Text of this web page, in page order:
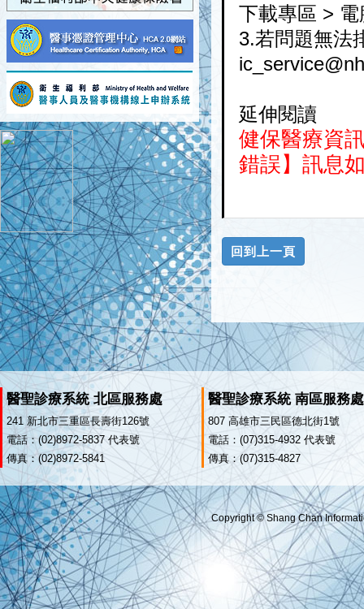
下載專區 >
3.若問題無法
延伸閱讀
健保醫療資
錯誤】訊息
醫聖診療系統 北區服務處
241 新北市三重區長壽街126號
電話：(02)8972-5837 代表號
傳真：(02)8972-5841
醫聖診療系統 南區服務處
807 高雄市三民區德北街1號
電話：(07)315-4932 代表號
傳真：(07)315-4827
Copyright © Shang Chan